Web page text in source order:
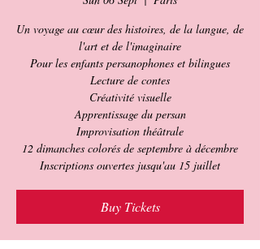
Un voyage au cœur des histoires, de la langue, de
l'art et de l'imaginaire
Pour les enfants persanophones et bilingues
Lecture de contes
Créativité visuelle
Apprentissage du persan
Improvisation théâtrale
12 dimanches colorés de septembre à décembre
Inscriptions ouvertes jusqu'au 15 juillet
Buy Tickets